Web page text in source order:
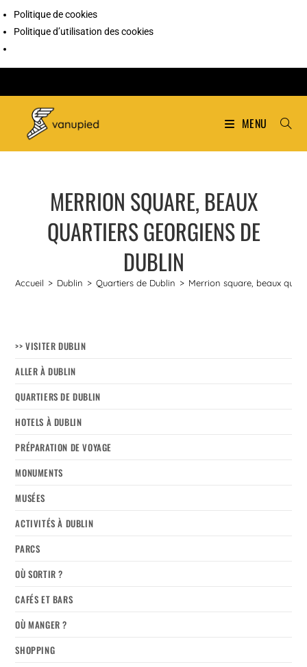
Politique de cookies
Politique d’utilisation des cookies
MENU
MERRION SQUARE, BEAUX
QUARTIERS GEORGIENS DE
DUBLIN
Accueil > Dublin > Quartiers de Dublin > Merrion square, beaux
>> VISITER DUBLIN
ALLER À DUBLIN
QUARTIERS DE DUBLIN
HOTELS À DUBLIN
PRÉPARATION DE VOYAGE
MONUMENTS
MUSÉES
ACTIVITÉS À DUBLIN
PARCS
OÙ SORTIR ?
CAFÉS ET BARS
OÙ MANGER ?
SHOPPING